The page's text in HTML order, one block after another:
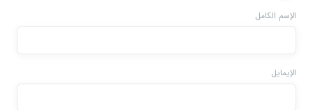
الإسم الكامل
الإيمايل